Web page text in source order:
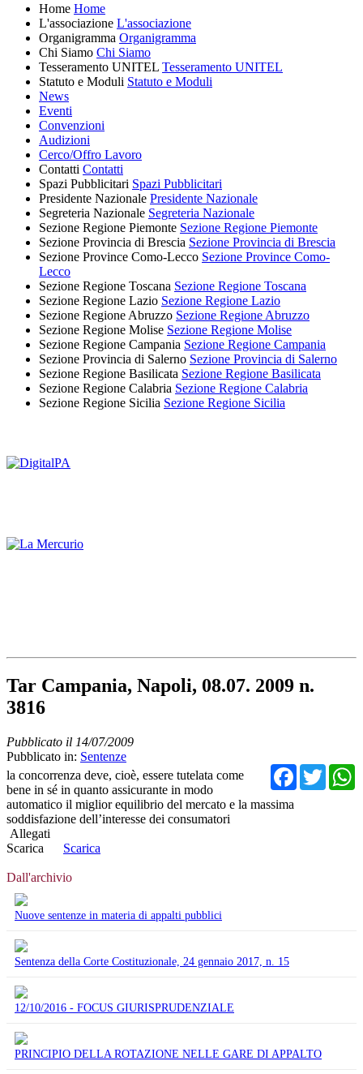
Home Home
L'associazione L'associazione
Organigramma Organigramma
Chi Siamo Chi Siamo
Tesseramento UNITEL Tesseramento UNITEL
Statuto e Moduli Statuto e Moduli
News
Eventi
Convenzioni
Audizioni
Cerco/Offro Lavoro
Contatti Contatti
Spazi Pubblicitari Spazi Pubblicitari
Presidente Nazionale Presidente Nazionale
Segreteria Nazionale Segreteria Nazionale
Sezione Regione Piemonte Sezione Regione Piemonte
Sezione Provincia di Brescia Sezione Provincia di Brescia
Sezione Province Como-Lecco Sezione Province Como-
Lecco
Sezione Regione Toscana Sezione Regione Toscana
Sezione Regione Lazio Sezione Regione Lazio
Sezione Regione Abruzzo Sezione Regione Abruzzo
Sezione Regione Molise Sezione Regione Molise
Sezione Regione Campania Sezione Regione Campania
Sezione Provincia di Salerno Sezione Provincia di Salerno
Sezione Regione Basilicata Sezione Regione Basilicata
Sezione Regione Calabria Sezione Regione Calabria
Sezione Regione Sicilia Sezione Regione Sicilia
Tar Campania, Napoli, 08.07. 2009 n.
3816
Pubblicato il 14/07/2009
Pubblicato in: Sentenze
la concorrenza deve, cioè, essere tutelata come
bene in sé in quanto assicurante in modo
automatico il miglior equilibrio del mercato e la massima
soddisfazione dell’interesse dei consumatori
Allegati
Scarica
Scarica
Dall'archivio
Nuove sentenze in materia di appalti pubblici
Sentenza della Corte Costituzionale, 24 gennaio 2017, n. 15
12/10/2016 - FOCUS GIURISPRUDENZIALE
PRINCIPIO DELLA ROTAZIONE NELLE GARE DI APPALTO